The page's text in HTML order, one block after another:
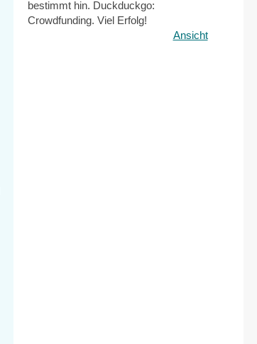
bestimmt hin. Duckduckgo:
Crowdfunding. Viel Erfolg!
Ansicht